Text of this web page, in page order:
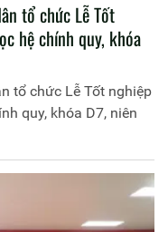
tổ chức Lễ Tốt
hệ chính quy, khóa
tổ chức Lễ Tốt nghiệp
quy, khóa D7, niên